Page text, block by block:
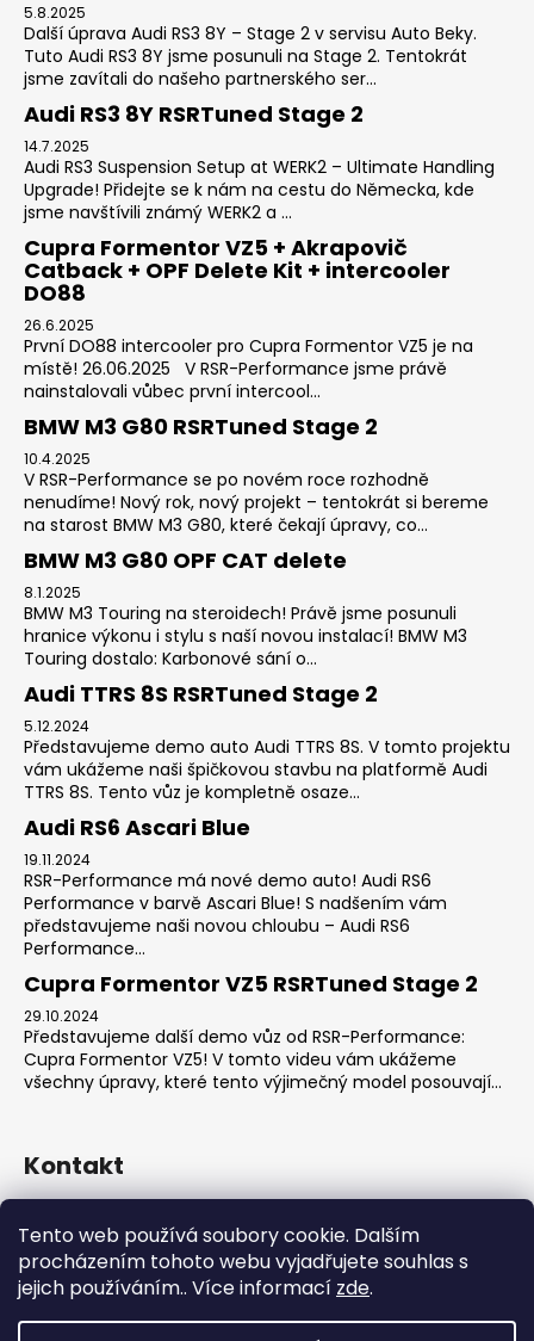
Tento web používá soubory cookie. Dalším
procházením tohoto webu vyjadřujete souhlas s
jejich používáním.. Více informací zde.
5.8.2025
Další úprava Audi RS3 8Y – Stage 2 v servisu Auto Beky.
Tuto Audi RS3 8Y jsme posunuli na Stage 2. Tentokrát
jsme zavítali do našeho partnerského ser...
Audi RS3 8Y RSRTuned Stage 2
14.7.2025
Audi RS3 Suspension Setup at WERK2 – Ultimate Handling
Upgrade! Přidejte se k nám na cestu do Německa, kde
jsme navštívili známý WERK2 a ...
Cupra Formentor VZ5 + Akrapovič
Catback + OPF Delete Kit + intercooler
DO88
26.6.2025
První DO88 intercooler pro Cupra Formentor VZ5 je na
místě! 26.06.2025 V RSR-Performance jsme právě
nainstalovali vůbec první intercool...
BMW M3 G80 RSRTuned Stage 2
10.4.2025
V RSR-Performance se po novém roce rozhodně
nenudíme! Nový rok, nový projekt – tentokrát si bereme
na starost BMW M3 G80, které čekají úpravy, co...
BMW M3 G80 OPF CAT delete
8.1.2025
BMW M3 Touring na steroidech! Právě jsme posunuli
hranice výkonu i stylu s naší novou instalací! BMW M3
Touring dostalo: Karbonové sání o...
Audi TTRS 8S RSRTuned Stage 2
5.12.2024
Představujeme demo auto Audi TTRS 8S. V tomto projektu
vám ukážeme naši špičkovou stavbu na platformě Audi
TTRS 8S. Tento vůz je kompletně osaze...
Audi RS6 Ascari Blue
19.11.2024
RSR-Performance má nové demo auto! Audi RS6
Performance v barvě Ascari Blue! S nadšením vám
představujeme naši novou chloubu – Audi RS6
Performance...
Cupra Formentor VZ5 RSRTuned Stage 2
29.10.2024
Představujeme další demo vůz od RSR-Performance:
Cupra Formentor VZ5! V tomto videu vám ukážeme
všechny úpravy, které tento výjimečný model posouvají...
Kontakt
728737662
https://www.facebook.com/RSRCzech/
rsrperformance